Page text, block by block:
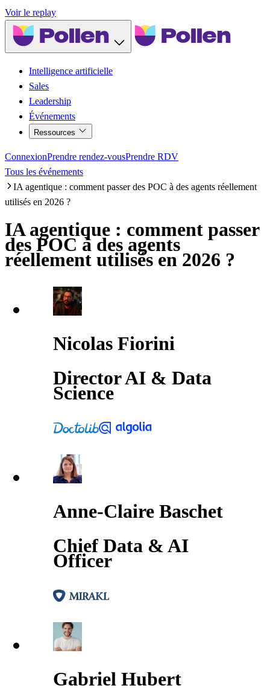
Voir le replay
Intelligence artificielle
Sales
Leadership
Événements
Ressources
ConnexionPrendre rendez-vousPrendre RDV
Tous les événements
IA agentique : comment passer des POC à des agents réellement
utilisés en 2026 ?
IA agentique : comment passer
des POC à des agents
réellement utilisés en 2026 ?
Nicolas Fiorini
Director AI & Data
Science
Anne-Claire Baschet
Chief Data & AI
Officer
Gabriel Hubert